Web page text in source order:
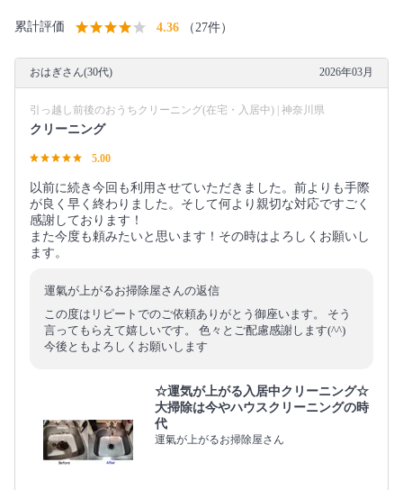
累計評価 4.36 （27件）
おはぎさん(30代) 2026年03月
引っ越し前後のおうちクリーニング(在宅・入居中) | 神奈川県
クリーニング
5.00
以前に続き今回も利用させていただきました。前よりも手際
が良く早く終わりました。そして何より親切な対応ですごく
感謝しております！
また今度も頼みたいと思います！その時はよろしくお願いし
ます。
運氣が上がるお掃除屋さんの返信
この度はリピートでのご依頼ありがとう御座います。 そう
言ってもらえて嬉しいです。 色々とご配慮感謝します(^^)
今後ともよろしくお願いします
☆運気が上がる入居中クリーニング☆
大掃除は今やハウスクリーニングの時
代
運氣が上がるお掃除屋さん